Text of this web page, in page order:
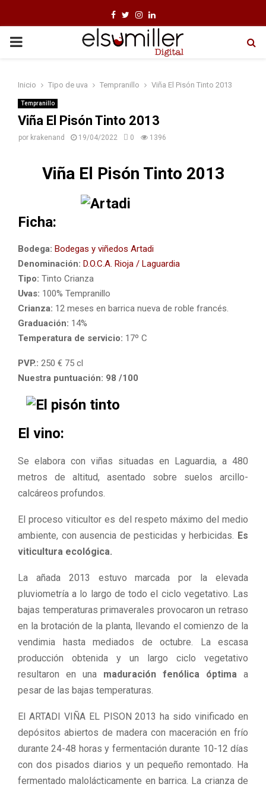
F
b
o
k
w
t
r
I
n
a
r
a
L
n
e
i
n
P
M
M
N
U
Inicio Tipo de uva Tempranillo Viña El Pisón Tinto 2013
Tempranillo
Viña El Pisón Tinto 2013
por krakenand 19/04/2022 0 1396
Viña El Pisón Tinto 2013
Ficha:
Bodega: Bodegas y viñedos Artadi
Denominación: D.O.C.A. Rioja / Laguardia
Tipo: Tinto Crianza
Uvas: 100% Tempranillo
Crianza: 12 meses en barrica nueva de roble francés.
Graduación: 14%
Temperatura de servicio: 17º C
PVP.: 250 € 75 cl
Nuestra puntuación: 98 /100
El vino:
Se elabora con viñas situadas en Laguardia, a 480
metros de altitud, asentado sobre suelos arcillo-
calcáreos profundos.
El proceso viticultor es del respeto máximo del medio
ambiente, con ausencia de pesticidas y herbicidas. Es
viticultura ecológica.
La añada 2013 estuvo marcada por la elevada
pluviometría a lo largo de todo el ciclo vegetativo. Las
bajas temperaturas primaverales provocaron un retraso
en la brotación de la planta, llevando el comienzo de la
vendimia hasta mediados de octubre. La escasa
producción obtenida y un largo ciclo vegetativo
resultaron en una maduración fenólica óptima a
pesar de las bajas temperaturas.
El ARTADI VIÑA EL PISON 2013 ha sido vinificado en
depósitos abiertos de madera con maceración en frío
durante 24-48 horas y fermentación durante 10-12 días
con dos pisados diarios y un pequeño remontado. Ha
fermentado malolácticamente en barrica. La crianza de